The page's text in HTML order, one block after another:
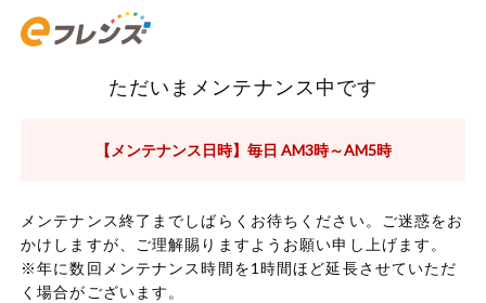
ただいまメンテナンス中です
【メンテナンス日時】毎日 AM3時～AM5時
メンテナンス終了までしばらくお待ちください。ご迷惑をお
かけしますが、ご理解賜りますようお願い申し上げます。
※年に数回メンテナンス時間を1時間ほど延長させていただ
く場合がございます。